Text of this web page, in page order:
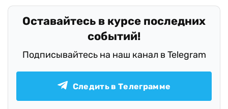
Оставайтесь в курсе последних
событий!
Подписывайтесь на наш канал в Telegram
Следить в Телеграмме